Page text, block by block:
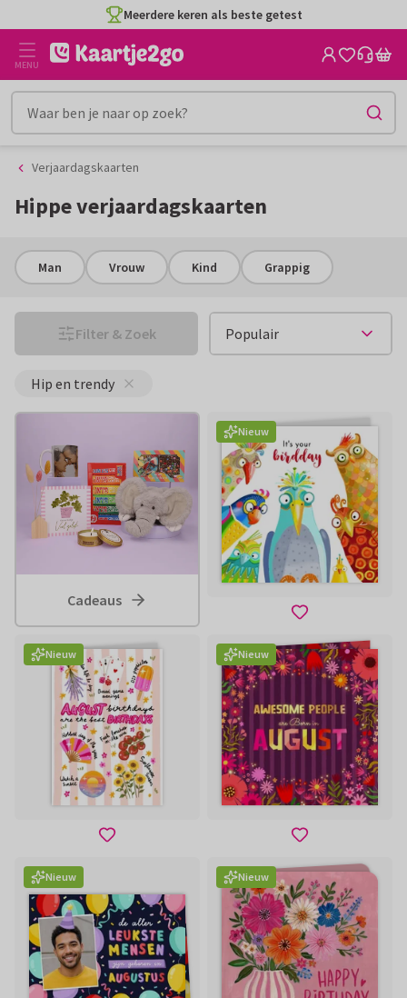
naar
inhoud
naar
het
filter
CO2-neutraal gedrukt
MENU
Verjaardagskaarten
Hippe verjaardagskaarten
Man Vrouw Kind Grappig
Filter & Zoek
Hip en trendy
Cadeaus
Nieuw
Nieuw Nieuw
Nieuw Nieuw